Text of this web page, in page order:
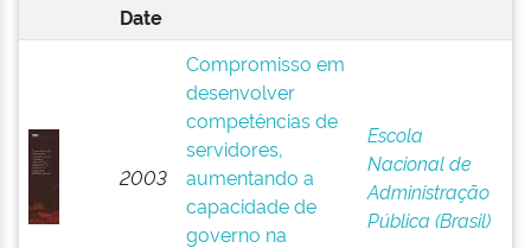
Date
2003
Compromisso em
desenvolver
competências de
servidores,
aumentando a
capacidade de
governo na
Escola
Nacional de
Administração
Pública (Brasil)